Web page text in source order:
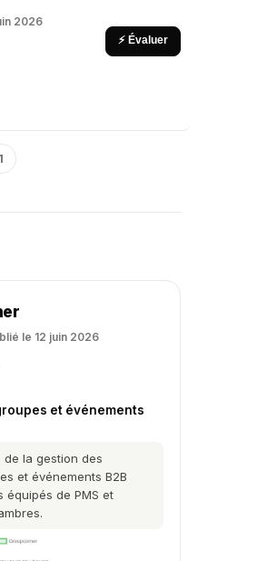
2026
⚡ Évaluer
1
le 12 juin 2026
et événements
de la gestion des
et événements B2B
équipés de PMS et